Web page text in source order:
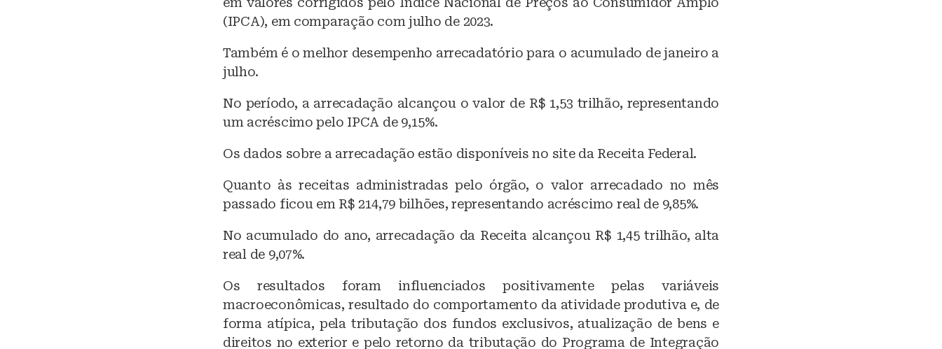
o p
(IPCA), em comparação com julho de 2023.
Também é o melhor desempenho arrecadatório para o acumulado de janeiro a
julho.
No período, a arrecadação alcançou o valor de R$ 1,53 trilhão, representando
um acréscimo pelo IPCA de 9,15%.
Os dados sobre a arrecadação estão disponíveis no site da Receita Federal.
Quanto às receitas administradas pelo órgão, o valor arrecadado no mês
passado ficou em R$ 214,79 bilhões, representando acréscimo real de 9,85%.
No acumulado do ano, arrecadação da Receita alcançou R$ 1,45 trilhão, alta
real de 9,07%.
Os resultados foram influenciados positivamente pelas variáveis
macroeconômicas, resultado do comportamento da atividade produtiva e, de
forma atípica, pela tributação dos fundos exclusivos, atualização de bens e
direitos no exterior e pelo retorno da tributação do Programa de Integração